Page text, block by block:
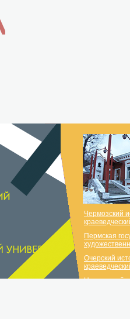
Чермозский
Пермская
Очерский
Нытвенский